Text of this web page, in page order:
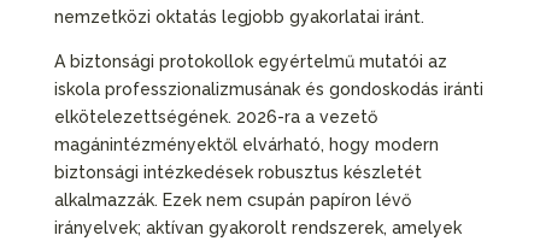
nemzetközi oktatás legjobb gyakorlatai iránt.
A biztonsági protokollok egyértelmű mutatói az
iskola professzionalizmusának és gondoskodás iránti
elkötelezettségének. 2026-ra a vezető
magánintézményektől elvárható, hogy modern
biztonsági intézkedések robusztus készletét
alkalmazzák. Ezek nem csupán papíron lévő
irányelvek; aktívan gyakorolt rendszerek, amelyek